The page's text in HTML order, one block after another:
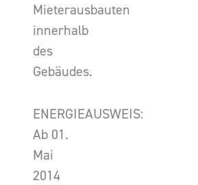
Mieterausbauten
innerhalb
des
Gebäudes.
ENERGIEAUSWEIS:
Ab 01.
Mai
2014